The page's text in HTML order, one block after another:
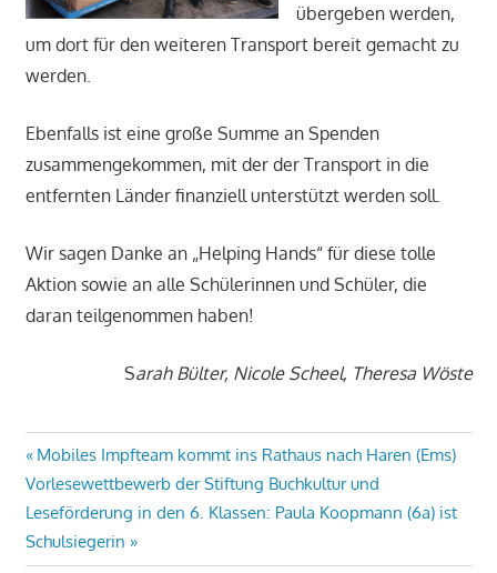
übergeben werden,
um dort für den weiteren Transport bereit gemacht zu
werden.
Ebenfalls ist eine große Summe an Spenden
zusammengekommen, mit der der Transport in die
entfernten Länder finanziell unterstützt werden soll.
Wir sagen Danke an „Helping Hands“ für diese tolle
Aktion sowie an alle Schülerinnen und Schüler, die
daran teilgenommen haben!
Sarah Bülter, Nicole Scheel, Theresa Wöste
Beitragsnavigation
Vorheriger
Beitrag:
Mobiles Impfteam kommt ins Rathaus nach Haren (Ems)
Nächster
Beitrag:
Vorlesewettbewerb der Stiftung Buchkultur und
Leseförderung in den 6. Klassen: Paula Koopmann (6a) ist
Schulsiegerin